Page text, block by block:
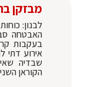
מבזקן
לבנון:
האבטחה
בעקבות
אירוע דתי
שבדיה
הקוראן